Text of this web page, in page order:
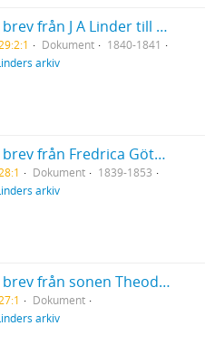
Transkriberade brev från J A Linder till Hanna & Louise Leijel
Dokument
1840-1841
arkiv
Transkriberade brev från Fredrica Göthilda med make
Dokument
1839-1853
arkiv
Transkriberade brev från sonen Theodor
Dokument
arkiv